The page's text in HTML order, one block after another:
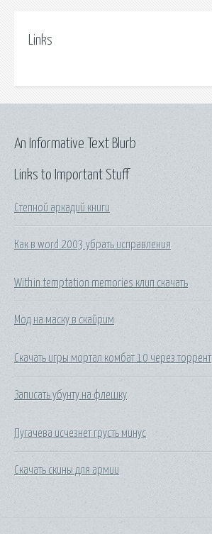
Links
Links to Important Stuff
Степной аркадий книги
Как в word 2003 убрать исправления
Within temptation memories клип скачать
Мод на маску в скайрим
Скачать игры мортал комбат 10 через торрент
Записать убунту на флешку
Пугачева исчезнет грусть минус
Скачать скины для армии
An Informative Text Blurb